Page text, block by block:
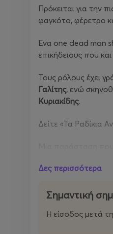
Πρόκειται για την
φαγκότο, φέρετρο
Ένα one dead man
επικήδειους που
Τους ρόλους έχει
Γαλίτης, ενώ
Κυριακίδης.
Δείτε «Τα Ραδίκια
Δες περισσότερα
Σημαντική
Η είσοδος μετά